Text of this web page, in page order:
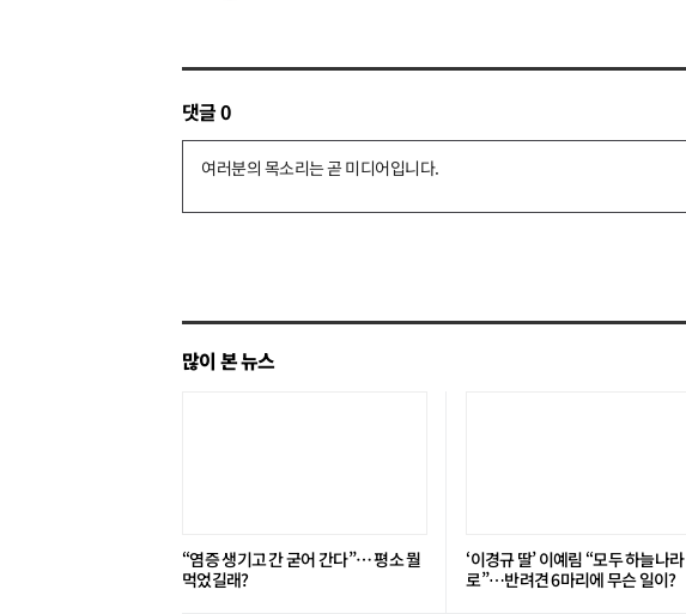
댓글0
댓
많이 본 뉴스
“염증 생기고 간 굳어 간다”… 평소 뭘
먹었길래?
‘이경규 딸’ 이예림 “모두 하늘나라
로”⋯반려견 6마리에 무슨 일이?